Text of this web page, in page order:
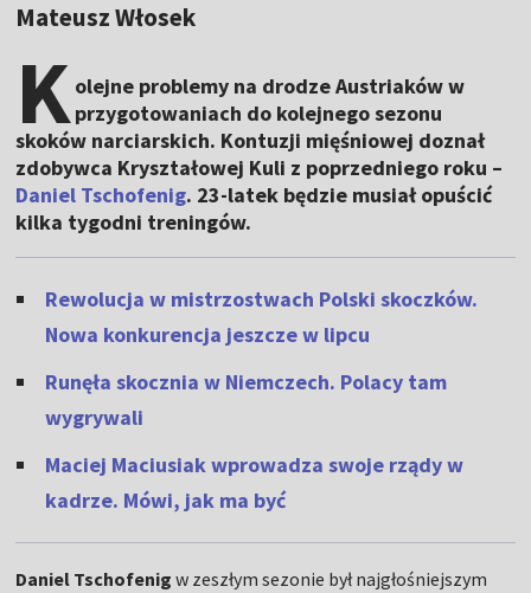
Mateusz Włosek
Kolejne problemy na drodze Austriaków w
przygotowaniach do kolejnego sezonu
skoków narciarskich. Kontuzji mięśniowej doznał
zdobywca Kryształowej Kuli z poprzedniego roku –
Daniel Tschofenig. 23-latek będzie musiał opuścić
kilka tygodni treningów.
Rewolucja w mistrzostwach Polski skoczków.
Nowa konkurencja jeszcze w lipcu
Runęła skocznia w Niemczech. Polacy tam
wygrywali
Maciej Maciusiak wprowadza swoje rządy w
kadrze. Mówi, jak ma być
Daniel Tschofenig w zeszłym sezonie był najgłośniejszym